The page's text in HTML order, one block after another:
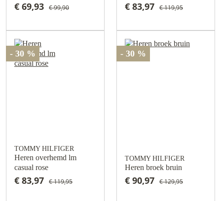
€ 69,93 € 99,90 € 83,97 € 119,95
- 30 %
TOMMY HILFIGER
Heren overhemd lm
casual rose
€ 83,97 € 119,95
- 30 %
TOMMY HILFIGER
Heren broek bruin
€ 90,97 € 129,95